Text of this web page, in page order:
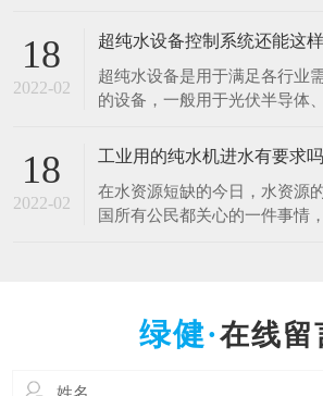
等设备，通过不同粒径的石英
质、悬浮物等，降低水的浊度
免受颗粒物质的磨损和堵塞。
18
2022-02
超纯水设备控制系统还能这
超纯水设备是用于满足各行业
的设备，一般用于光伏半导体
制系统是十分的重要，控制着
纯水设备控制系统采用全自动
制对水处理系统进行自动监测
18
2022-02
在水资源短缺的今日，水资源
国所有公民都关心的一件事情
备根据进水的原水质以及出水
在线留